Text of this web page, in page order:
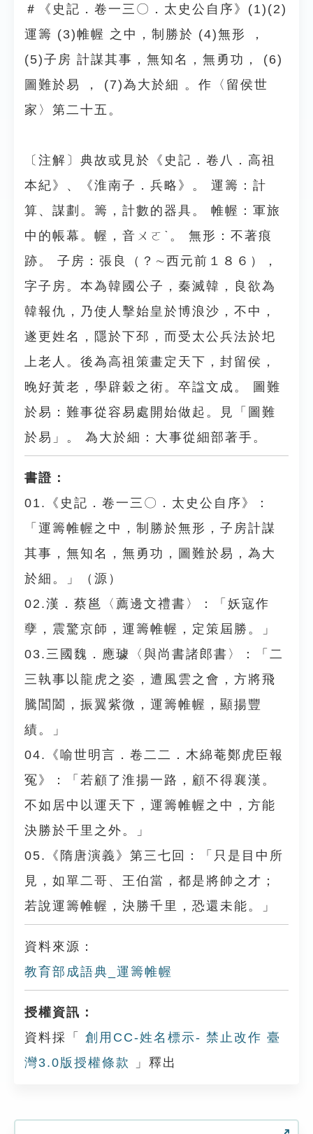
＃《史記．卷一三〇．太史公自序》(1)(2)
運籌 (3)帷幄 之中，制勝於 (4)無形 ，
(5)子房 計謀其事，無知名，無勇功， (6)
圖難於易 ， (7)為大於細 。作〈留侯世
家〉第二十五。
〔注解〕典故或見於《史記．卷八．高祖
本紀》、《淮南子．兵略》。 運籌：計
算、謀劃。籌，計數的器具。 帷幄：軍旅
中的帳幕。幄，音ㄨㄛˋ。 無形：不著痕
跡。 子房：張良（？∼西元前１８６），
字子房。本為韓國公子，秦滅韓，良欲為
韓報仇，乃使人擊始皇於博浪沙，不中，
遂更姓名，隱於下邳，而受太公兵法於圯
上老人。後為高祖策畫定天下，封留侯，
晚好黃老，學辟穀之術。卒諡文成。 圖難
於易：難事從容易處開始做起。見「圖難
於易」。 為大於細：大事從細部著手。
書證：
01.《史記．卷一三〇．太史公自序》：
「運籌帷幄之中，制勝於無形，子房計謀
其事，無知名，無勇功，圖難於易，為大
於細。」（源）
02.漢．蔡邕〈薦邊文禮書〉：「妖寇作
孽，震驚京師，運籌帷幄，定策屆勝。」
03.三國魏．應璩〈與尚書諸郎書〉：「二
三執事以龍虎之姿，遭風雲之會，方將飛
騰閶闔，振翼紫微，運籌帷幄，顯揚豐
績。」
04.《喻世明言．卷二二．木綿菴鄭虎臣報
冤》：「若顧了淮揚一路，顧不得襄漢。
不如居中以運天下，運籌帷幄之中，方能
決勝於千里之外。」
05.《隋唐演義》第三七回：「只是目中所
見，如單二哥、王伯當，都是將帥之才；
若說運籌帷幄，決勝千里，恐還未能。」
資料來源：
教育部成語典_運籌帷幄
授權資訊：
資料採「
創用CC-姓名標示- 禁止改作 臺
灣3.0版授權條款
」釋出